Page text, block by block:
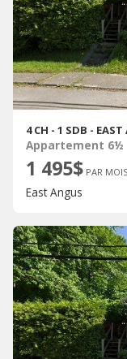
4 CH - 1 SDB -
Appartement 6½
1 495$ PAR MOIS
East Angus